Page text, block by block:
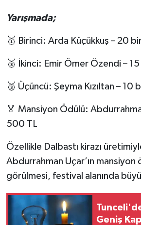
Yarışmada;
🥇 Birinci: Arda Küçükkuş – 20
🥈 İkinci: Emir Ömer Özendi –
🥉 Üçüncü: Şeyma Kızıltan – 10
🏅 Mansiyon Ödülü:
500 TL
Özellikle Dalbastı kirazı
Abdurrahman Uçar’ın mansiyon
görülmesi, festival alanında
Geniş